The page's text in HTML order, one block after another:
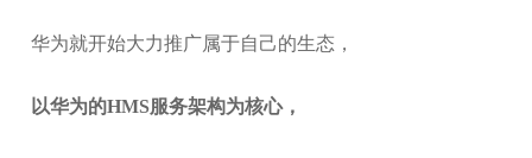
华为就开始大力推广属于自己的生态，
以华为的HMS服务架构为核心，